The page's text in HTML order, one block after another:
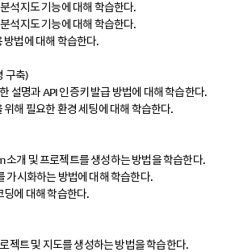
석지도 기능에 대해 학습한다.
석지도 기능에 대해 학습한다.
방법에 대해 학습한다.
구축)
설명과 API 인증키 발급 방법에 대해 학습한다.
해 필요한 환경 세팅에 대해 학습한다.
소개 및 프로젝트를 생성하는 방법을 학습한다.
가시화하는 방법에 대해 학습한다.
딩에 대해 학습한다.
젝트 및 지도를 생성하는 방법을 학습한다.